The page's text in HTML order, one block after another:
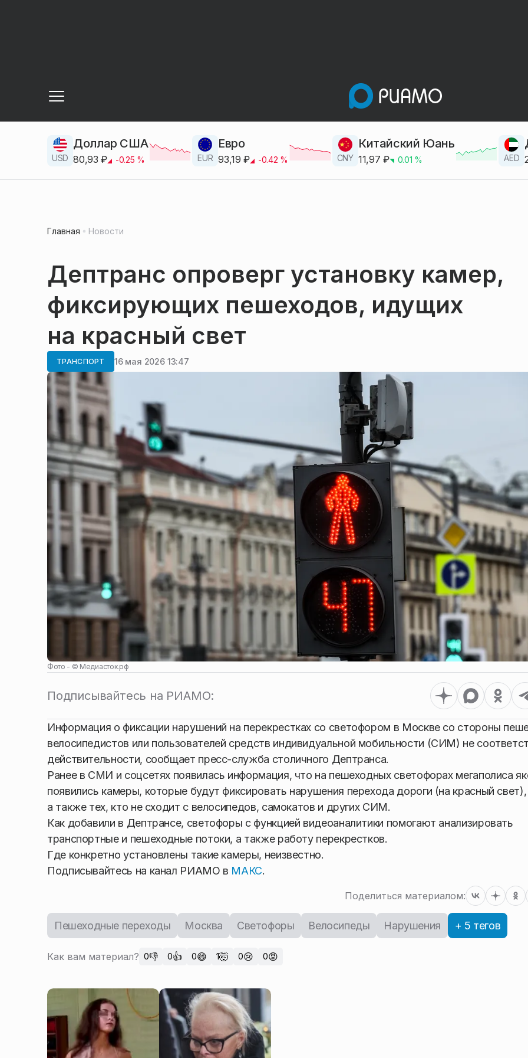
USD
Доллар США
80,93 ₽ -0.25 % EUR
Евро
93,19 ₽ -0.42 % CNY
Китайский Юань
11,97 ₽ 0.01 % AED
Главная Новости
Дептранс опроверг установку камер,
фиксирующих пешеходов, идущих
на красный свет
ТРАНСПОРТ 16 мая 2026 13:47
Фото - © Медиасток.рф
Подписывайтесь на РИАМО:
Информация о фиксации нарушений на перекрестках со светофором в Москве со стороны
велосипедистов или пользователей средств индивидуальной мобильности (СИМ) не
действительности, сообщает пресс-служба столичного Дептранса.
Ранее в СМИ и соцсетях появилась информация, что на пешеходных светофорах мегаполиса
появились камеры, которые будут фиксировать нарушения перехода дороги (на красный свет),
а также тех, кто не сходит с велосипедов, самокатов и других СИМ.
Как добавили в Дептрансе, светофоры с функцией видеоаналитики помогают анализировать
транспортные и пешеходные потоки, а также работу перекрестков.
Где конкретно установлены такие камеры, неизвестно.
Подписывайтесь на канал РИАМО в МАКС.
Поделиться материалом:
Пешеходные переходы Москва Светофоры Велосипеды Нарушения + 5 тегов
Как вам материал? 0👎 0👍 0😄 1🤯 0😢 0😡